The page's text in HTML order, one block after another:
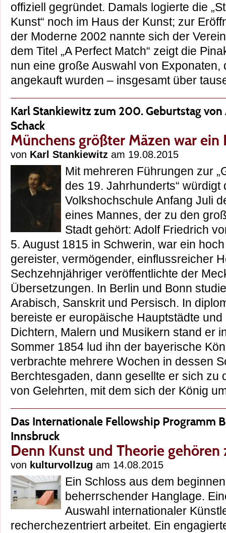
offiziell gegründet. Damals logierte die
Kunst“ noch im Haus der Kunst; zur
der Moderne 2002 nannte sich der
dem Titel „A Perfect Match“ zeigt die
nun eine große Auswahl von Exponaten,
angekauft wurden – insgesamt über
Karl Stankiewitz zum 200. Geburtstag
Schack
Münchens größter Mäzen war ein
von Karl Stankiewitz am 19.08.2015
Mit mehreren Führungen zur
des 19. Jahrhunderts“ würdigt
Volkshochschule Anfang Juli
eines Mannes, der zu den
Stadt gehört: Adolf Friedrich
5. August 1815 in Schwerin, war ein
gereister, vermögender, einflussreicher
Sechzehnjähriger veröffentlichte der
Übersetzungen. In Berlin und Bonn
Arabisch, Sanskrit und Persisch. In
bereiste er europäische Hauptstädte und
Dichtern, Malern und Musikern stand er
Sommer 1854 lud ihn der bayerische
verbrachte mehrere Wochen in dessen
Berchtesgaden, dann gesellte er sich zu
von Gelehrten, mit dem sich der König
Das Internationale Fellowship Programm
Innsbruck
Denn Kunst und Theorie gehören
von kulturvollzug am 14.08.2015
Ein Schloss aus dem
beherrschender Hanglage.
Auswahl internationaler
recherchezentriert arbeitet. Ein